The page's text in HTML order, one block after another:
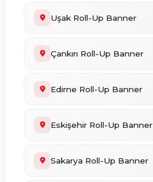
Uşak Roll-Up Banner
Çankırı Roll-Up Banner
Edirne Roll-Up Banner
Eskişehir Roll-Up Banner
Sakarya Roll-Up Banner